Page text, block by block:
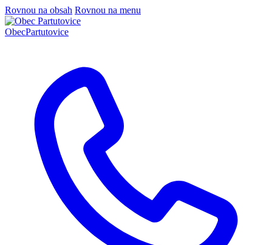
Rovnou na obsah Rovnou na menu
ObecPartutovice